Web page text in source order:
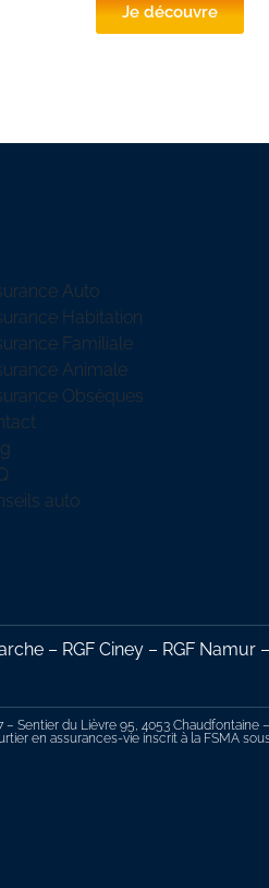
Je découvre
Auto
Habitation
Familiale
Animale
Obsèques
auto
– RGF Ciney – RGF
– Sentier du Lièvre 95, 4053
en assurances-vie inscrit à la FSMA